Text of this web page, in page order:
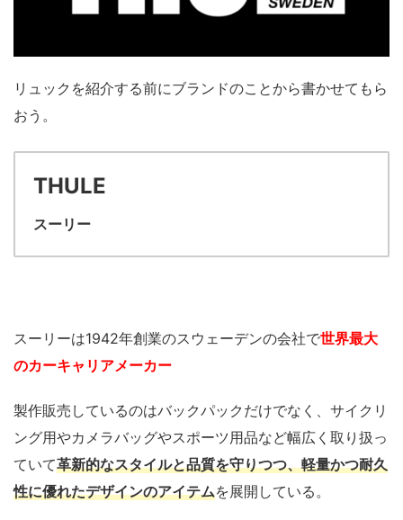
リュックを紹介する前にブランドのことから書かせてもら
おう。
THULE
スーリー
スーリーは1942年創業のスウェーデンの会社で世界最大
のカーキャリアメーカー
製作販売しているのはバックパックだけでなく、サイクリ
ング用やカメラバッグやスポーツ用品など幅広く取り扱っ
ていて革新的なスタイルと品質を守りつつ、軽量かつ耐久
性に優れたデザインのアイテムを展開している。